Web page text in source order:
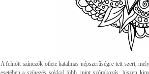
A felnőtt színezők ötlete hatalmas népszerűségre tett szert,
esetében a színezés sokkal több, mint szórakozás, hiszen